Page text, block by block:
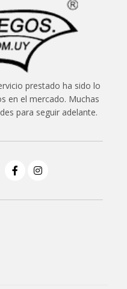
prestado ha sido lo
en el mercado. Muchas
para seguir adelante.